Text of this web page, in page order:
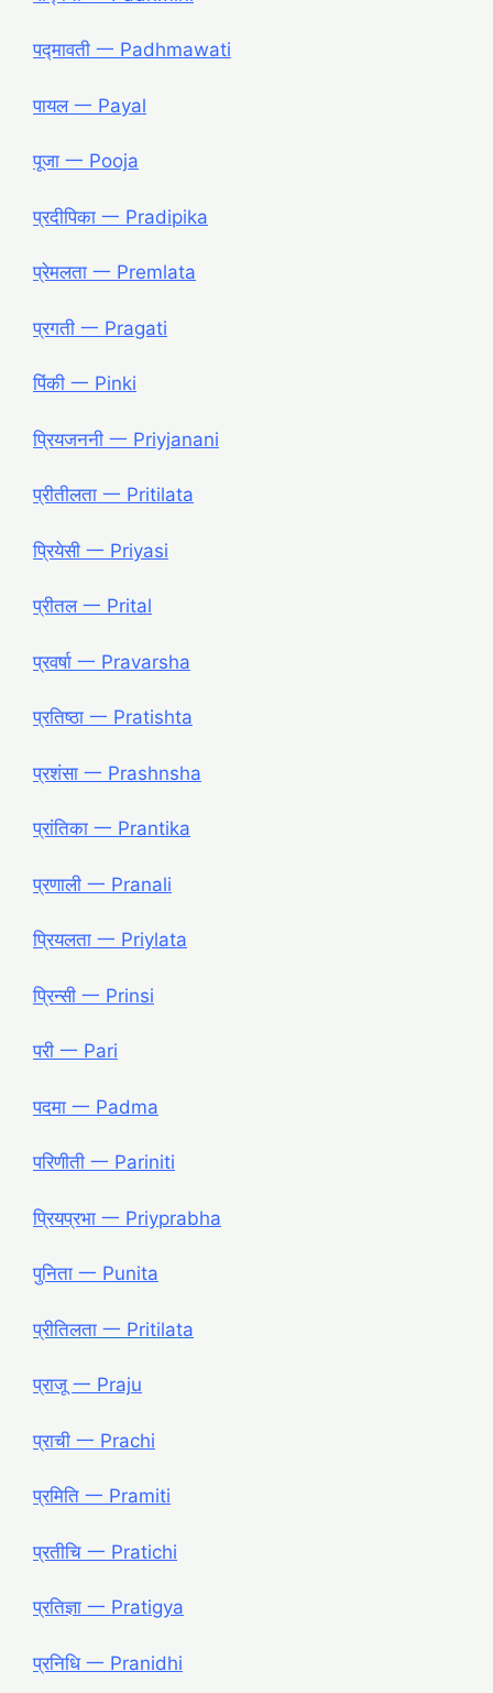
पद्मावती 一 Padhmawati
पायल 一 Payal
पूजा 一 Pooja
प्रदीपिका 一 Pradipika
प्रेमलता 一 Premlata
प्रगती 一 Pragati
पिंकी 一 Pinki
प्रियजननी 一 Priyjanani
प्रीतीलता 一 Pritilata
प्रियेसी 一 Priyasi
प्रीतल 一 Prital
प्रवर्षा 一 Pravarsha
प्रतिष्ठा 一 Pratishta
प्रशंसा 一 Prashnsha
प्रांतिका 一 Prantika
प्रणाली 一 Pranali
प्रियलता 一 Priylata
प्रिन्सी 一 Prinsi
परी 一 Pari
पदमा 一 Padma
परिणीती 一 Pariniti
प्रियप्रभा 一 Priyprabha
पुनिता 一 Punita
प्रीतिलता 一 Pritilata
प्राजू 一 Praju
प्राची 一 Prachi
प्रमिति 一 Pramiti
प्रतीचि 一 Pratichi
प्रतिज्ञा 一 Pratigya
प्रनिधि 一 Pranidhi